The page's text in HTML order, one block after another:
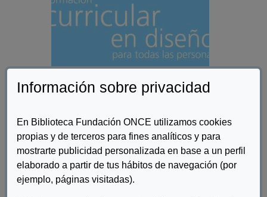
Información sobre privacidad
En Biblioteca Fundación ONCE utilizamos cookies
propias y de terceros para fines analíticos y para
mostrarte publicidad personalizada en base a un perfil
elaborado a partir de tus hábitos de navegación (por
ejemplo, páginas visitadas).
Varios
Descripcion: